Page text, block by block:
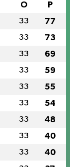
O P
33 77
33 73
33 69
33 59
33 55
33 54
33 48
33 40
33 40